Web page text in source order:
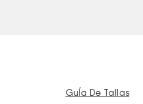
GuÍa De Tallas